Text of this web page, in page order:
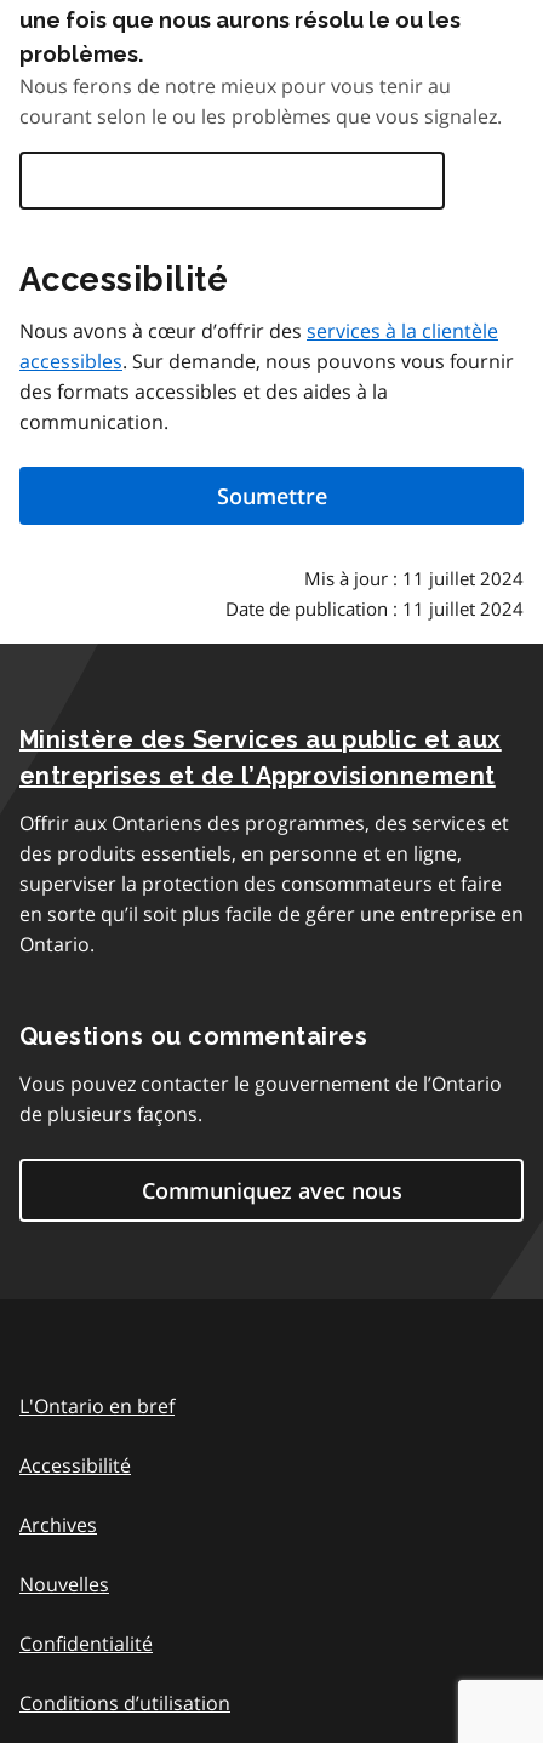
une fois que nous aurons résolu le ou les
problèmes.
Nous ferons de notre mieux pour vous tenir au
courant selon le ou les problèmes que vous signalez.
Accessibilité
Nous avons à cœur d’offrir des services à la clientèle
accessibles. Sur demande, nous pouvons vous fournir
des formats accessibles et des aides à la
communication.
Mis à jour : 11 juillet 2024
Date de publication : 11 juillet 2024
Ministère des Services au public et aux
entreprises et de l’Approvisionnement
Offrir aux Ontariens des programmes, des services et
des produits essentiels, en personne et en ligne,
superviser la protection des consommateurs et faire
en sorte qu’il soit plus facile de gérer une entreprise en
Ontario.
Questions ou commentaires
Vous pouvez contacter le gouvernement de l’Ontario
de plusieurs façons.
Communiquez avec nous
L'Ontario en bref
Accessibilité
Archives
Nouvelles
Confidentialité
Conditions d’utilisation